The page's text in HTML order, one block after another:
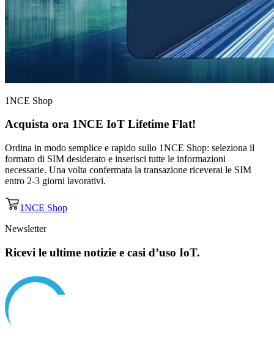
1NCE Shop
Acquista ora 1NCE IoT Lifetime Flat!
Ordina in modo semplice e rapido sullo 1NCE Shop: seleziona il
formato di SIM desiderato e inserisci tutte le informazioni
necessarie. Una volta confermata la transazione riceverai le SIM
entro 2-3 giorni lavorativi.
1NCE Shop
Newsletter
Ricevi le ultime notizie e casi d’uso IoT.